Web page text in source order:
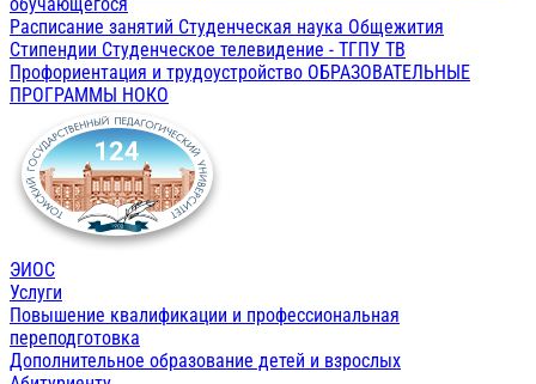
Расписание занятий Студенческая наука Общежития
Стипендии Студенческое телевидение - ТГПУ ТВ
Профориентация и трудоустройство ОБРАЗОВАТЕЛЬНЫЕ
ПРОГРАММЫ НОКО
ЭИОС
Услуги
Повышение квалификации и профессиональная
переподготовка
Дополнительное образование детей и взрослых